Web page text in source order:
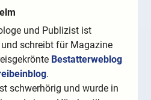
und Publizist ist
schreibt für Magazine
Bestatterweblog
.
schwerhörig und wurde in